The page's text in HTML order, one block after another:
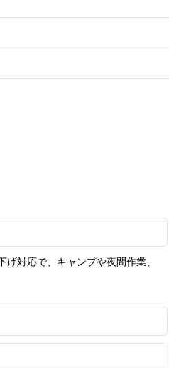
対応で、キャンプや夜間作業、